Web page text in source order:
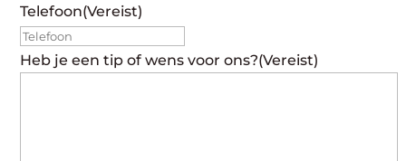
Telefoon(Vereist)
Heb je een tip of wens voor ons?(Vereist)